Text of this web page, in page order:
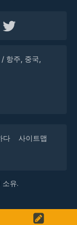
항주, 중국,
다 사이트맵
소유.